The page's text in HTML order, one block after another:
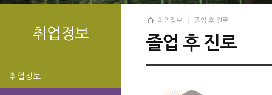
취업정보
취업정보
취업정보 졸업 후 진로
졸업 후 진로